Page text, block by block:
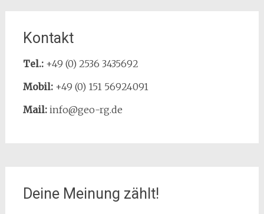
Kontakt
Tel.:+49 (0) 2536 3435692
Mobil:+49 (0) 151 56924091
Mail:info@geo-rg.de
Deine Meinung zählt!